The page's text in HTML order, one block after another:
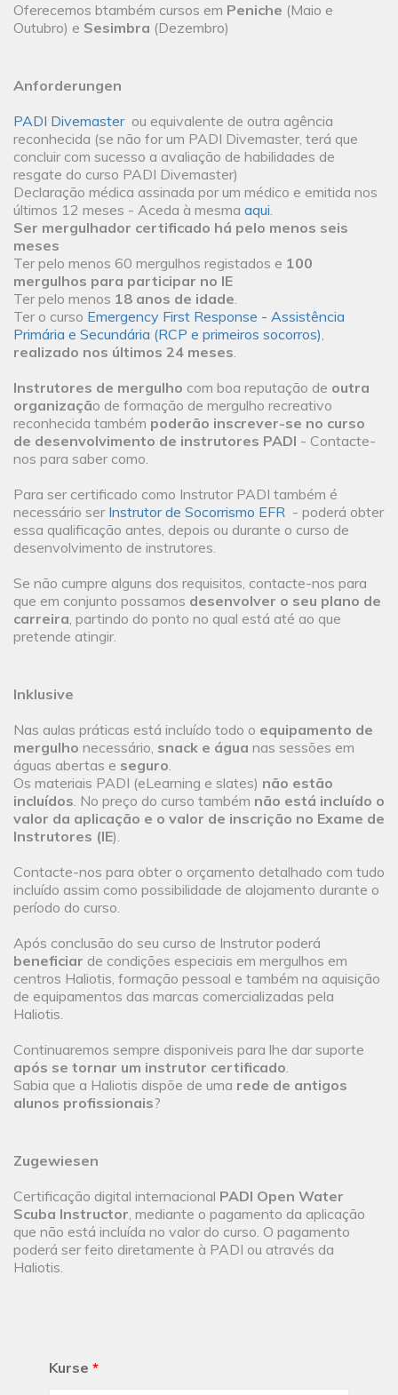
Oferecemos btambém cursos em Peniche (Maio e
Outubro) e Sesimbra (Dezembro)
Anforderungen
PADI Divemaster ou equivalente de outra agência
reconhecida (se não for um PADI Divemaster, terá que
concluir com sucesso a avaliação de habilidades de
resgate do curso PADI Divemaster)
Declaração médica assinada por um médico e emitida nos
últimos 12 meses - Aceda à mesma aqui.
Ser mergulhador certificado há pelo menos seis
meses
Ter pelo menos 60 mergulhos registados e 100
mergulhos para participar no IE
Ter pelo menos 18 anos de idade.
Ter o curso Emergency First Response - Assistência
Primária e Secundária (RCP e primeiros socorros),
realizado nos últimos 24 meses.
Instrutores de mergulho com boa reputação de outra
organização de formação de mergulho recreativo
reconhecida também poderão inscrever-se no curso
de desenvolvimento de instrutores PADI - Contacte-
nos para saber como.
Para ser certificado como Instrutor PADI também é
necessário ser Instrutor de Socorrismo EFR - poderá obter
essa qualificação antes, depois ou durante o curso de
desenvolvimento de instrutores.
Se não cumpre alguns dos requisitos, contacte-nos para
que em conjunto possamos desenvolver o seu plano de
carreira, partindo do ponto no qual está até ao que
pretende atingir.
Inklusive
Nas aulas práticas está incluído todo o equipamento de
mergulho necessário, snack e água nas sessões em
águas abertas e seguro.
Os materiais PADI (eLearning e slates) não estão
incluídos. No preço do curso também não está incluído o
valor da aplicação e o valor de inscrição no Exame de
Instrutores (IE).
Contacte-nos para obter o orçamento detalhado com tudo
incluído assim como possibilidade de alojamento durante o
período do curso.
Após conclusão do seu curso de Instrutor poderá
beneficiar de condições especiais em mergulhos em
centros Haliotis, formação pessoal e também na aquisição
de equipamentos das marcas comercializadas pela
Haliotis.
Continuaremos sempre disponiveis para lhe dar suporte
após se tornar um instrutor certificado.
Sabia que a Haliotis dispõe de uma rede de antigos
alunos profissionais?
Zugewiesen
Certificação digital internacional PADI Open Water
Scuba Instructor, mediante o pagamento da aplicação
que não está incluída no valor do curso. O pagamento
poderá ser feito diretamente à PADI ou através da
Haliotis.
Kurse *